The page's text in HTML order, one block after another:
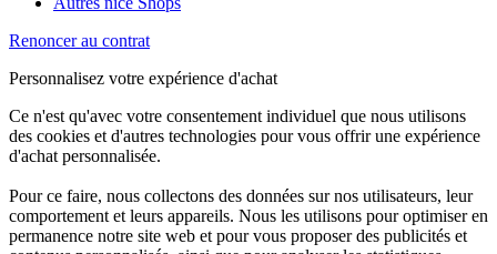
Renoncer au contrat
Personnalisez votre expérience d'achat
Ce n'est qu'avec votre consentement individuel que nous utilisons
des cookies et d'autres technologies pour vous offrir une expérience
d'achat personnalisée.
Pour ce faire, nous collectons des données sur nos utilisateurs, leur
comportement et leurs appareils. Nous les utilisons pour optimiser en
permanence notre site web et pour vous proposer des publicités et